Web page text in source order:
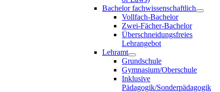
Bachelor fachwissenschaftlich
Vollfach-Bachelor
Zwei-Fächer-Bachelor
Überschneidungsfreies
Lehrangebot
Lehramt
Grundschule
Gymnasium/Oberschule
Inklusive
Pädagogik/Sonderpädagogik